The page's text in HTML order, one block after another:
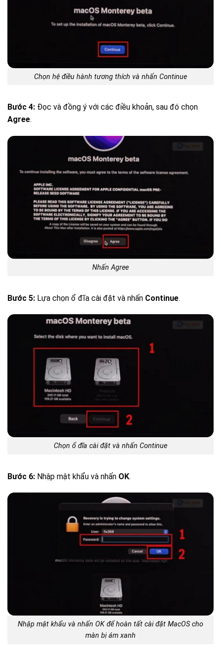
Chọn hệ điều hành tương thích và nhấn Continue
Bước 4: Đọc và đồng ý với các điều khoản, sau đó chọn
Agree.
Nhấn Agree
Bước 5: Lựa chọn ổ đĩa cài đặt và nhấn Continue.
Chọn ổ đĩa cài đặt và nhấn Continue
Bước 6: Nhập mật khẩu và nhấn OK.
Nhập mật khẩu và nhấn OK để hoàn tất cài đặt MacOS cho
màn bị ám xanh